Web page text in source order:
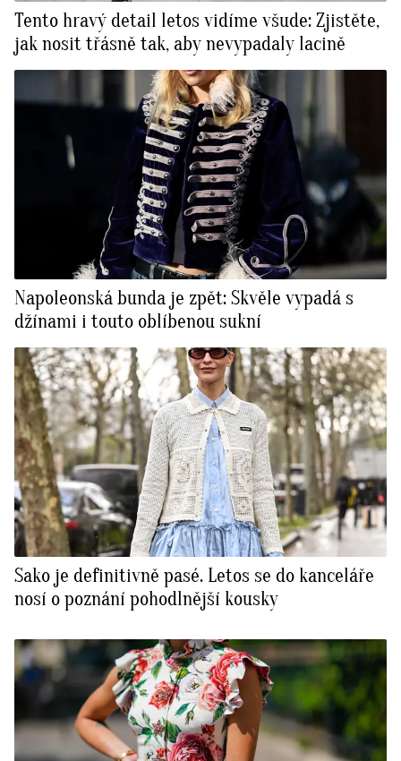
Tento hravý detail letos vidíme všude: Zjistěte,
jak nosit třásně tak, aby nevypadaly lacině
Napoleonská bunda je zpět: Skvěle vypadá s
džínami i touto oblíbenou sukní
Sako je definitivně pasé. Letos se do kanceláře
nosí o poznání pohodlnější kousky